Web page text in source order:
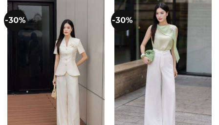
-30% -30%